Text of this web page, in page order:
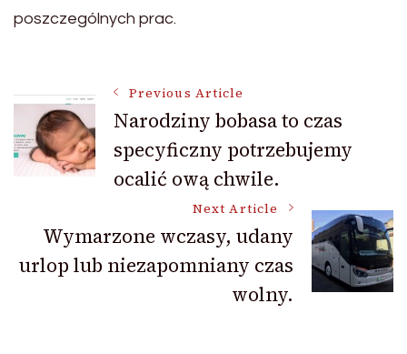
poszczególnych prac.
Post
Navigation
Previous Article
Narodziny bobasa to czas
specyficzny potrzebujemy
ocalić ową chwile.
Next Article
Wymarzone wczasy, udany
urlop lub niezapomniany czas
wolny.